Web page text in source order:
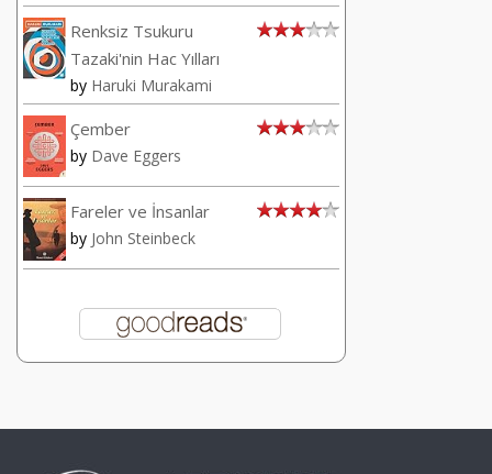
Renksiz Tsukuru
Tazaki'nin Hac Yılları
by Haruki Murakami
Çember
by Dave Eggers
Fareler ve İnsanlar
by John Steinbeck